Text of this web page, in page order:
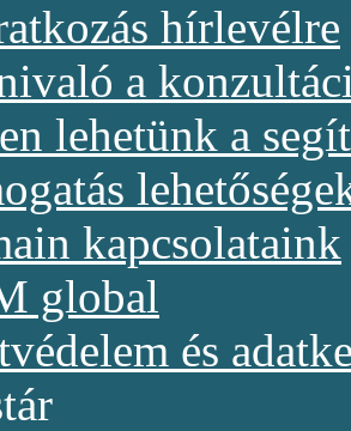
hírlevélre
a
lehetünk a
kapcsolataink
global
és